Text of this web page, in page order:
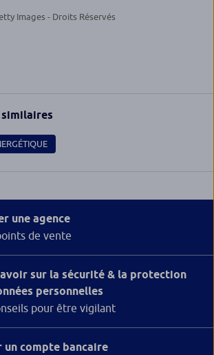
Images - Droits Réservés
une agence
de vente
sur la sécurité & la protection
personnelles
pour être vigilant
un compte bancaire